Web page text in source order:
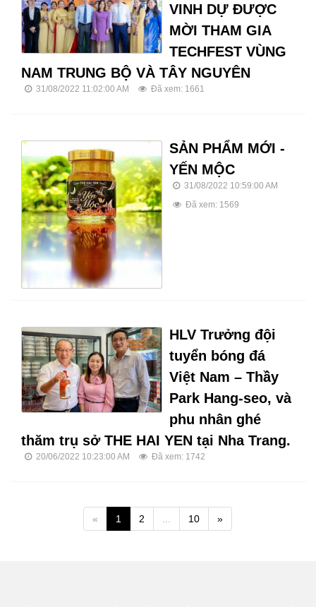
VINH DỰ ĐƯỢC
MỜI THAM GIA
TECHFEST VÙNG
NAM TRUNG BỘ VÀ TÂY NGUYÊN
31/08/2022 11:02:00 AM Đã xem: 1661
SẢN PHẨM MỚI -
YẾN MỘC
31/08/2022 10:59:00 AM
Đã xem: 1569
HLV Trưởng đội
tuyển bóng đá
Việt Nam – Thầy
Park Hang-seo, và
phu nhân ghé
thăm trụ sở THE HAI YEN tại Nha Trang.
20/06/2022 10:23:00 AM Đã xem: 1742
« 1 2 10 »